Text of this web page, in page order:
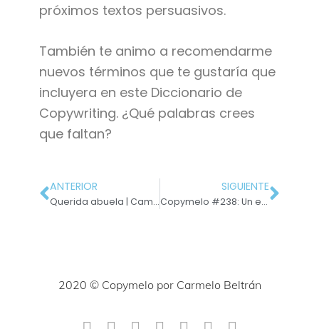
próximos textos persuasivos.
También te animo a recomendarme
nuevos términos que te gustaría que
incluyera en este Diccionario de
Copywriting. ¿Qué palabras crees
que faltan?
ANTERIOR
Querida abuela | Campaña de copywriting
SIGUIENTE
Copymelo #238: Un eslogan para destacar tu gran beneficio
2020 © Copymelo por Carmelo Beltrán